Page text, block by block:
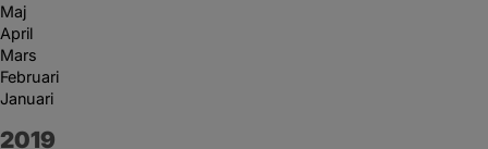
Maj
April
Mars
Februari
Januari
År:
2019